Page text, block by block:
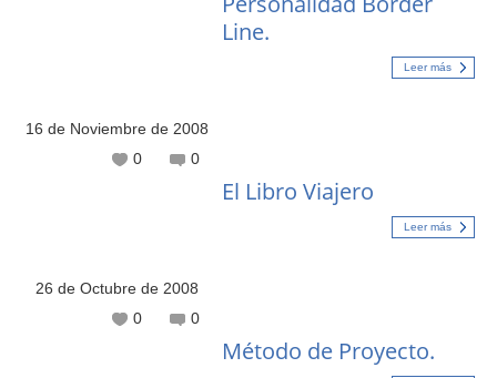
Line.
Leer más
16 de Noviembre de 2008
0
0
El Libro Viajero
Leer más
26 de Octubre de 2008
0
0
Método de Proyecto.